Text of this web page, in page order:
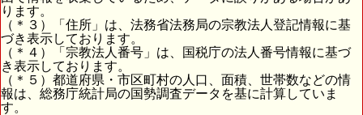
ります。
（＊３）「住所」は、法務省法務局の宗教法人登記情報に基
づき表示しております。
（＊４）「宗教法人番号」は、国税庁の法人番号情報に基づ
き表示しております。
（＊５）都道府県・市区町村の人口、面積、世帯数などの情
報は、総務庁統計局の国勢調査データを基に計算していま
す。